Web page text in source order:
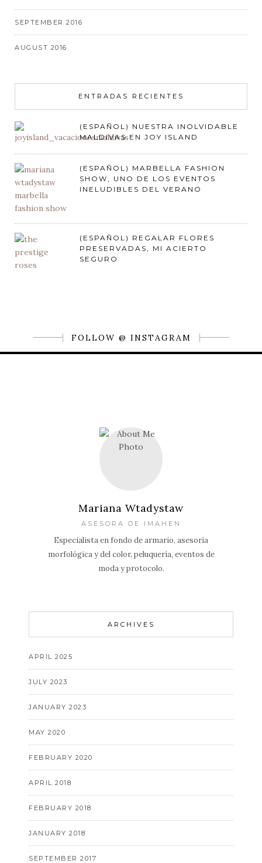
SEPTEMBER 2016
AUGUST 2016
ENTRADAS RECIENTES
(ESPAÑOL) NUESTRA INOLVIDABLE
MALDIVAS EN JOY ISLAND
(ESPAÑOL) MARBELLA FASHION
SHOW, UNO DE LOS EVENTOS
INELUDIBLES DEL VERANO
(ESPAÑOL) REGALAR FLORES
PRESERVADAS, MI ACIERTO
SEGURO
FOLLOW @ INSTAGRAM
Mariana Wtadystaw
ASESORA DE IMAHEN
Especialista en fondo de armario, asesoría
morfológica y del color, peluquería, eventos de
moda y protocolo.
ARCHIVES
APRIL 2025
JULY 2023
JANUARY 2023
MAY 2020
FEBRUARY 2020
APRIL 2018
FEBRUARY 2018
JANUARY 2018
SEPTEMBER 2017